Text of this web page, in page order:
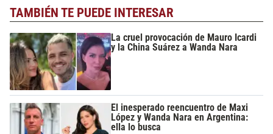
TAMBIÉN TE PUEDE INTERESAR
La cruel provocación de Mauro Icardi
y la China Suárez a Wanda Nara
El inesperado reencuentro de Maxi
López y Wanda Nara en Argentina:
ella lo busca